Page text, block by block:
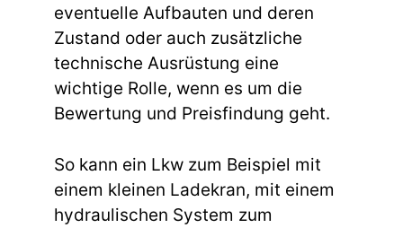
eventuelle Aufbauten und deren
Zustand oder auch zusätzliche
technische Ausrüstung eine
wichtige Rolle, wenn es um die
Bewertung und Preisfindung geht.
So kann ein Lkw zum Beispiel mit
einem kleinen Ladekran, mit einem
hydraulischen System zum